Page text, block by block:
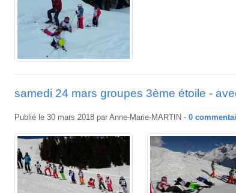
samedi 24 mars groupes 3ème étoile -
Publié le 30 mars 2018 par Anne-Marie-MARTIN - 0